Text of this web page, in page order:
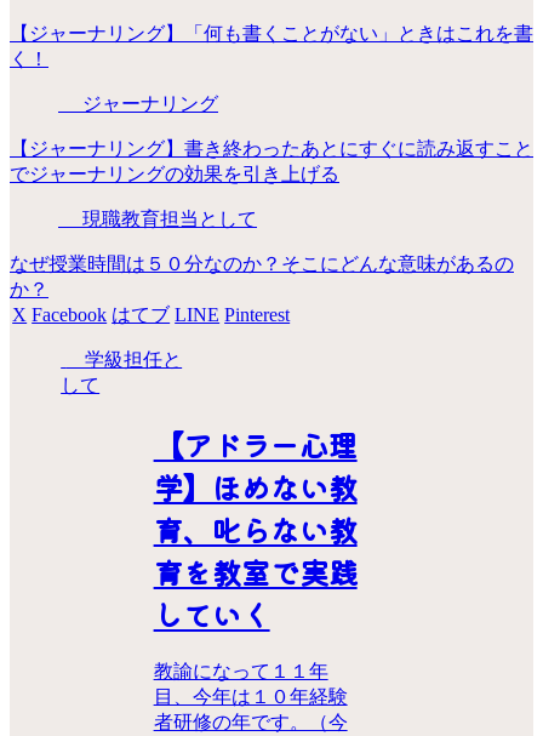
【ジャーナリング】「何も書くことがない」ときはこれを書
く！
ジャーナリング
【ジャーナリング】書き終わったあとにすぐに読み返すこと
でジャーナリングの効果を引き上げる
現職教育担当として
なぜ授業時間は５０分なのか？そこにどんな意味があるの
か？
X Facebook はてブ LINE Pinterest
学級担任と
して
【アドラー心理
学】ほめない教
育、叱らない教
育を教室で実践
していく
教諭になって１１年
目、今年は１０年経験
者研修の年です。（今